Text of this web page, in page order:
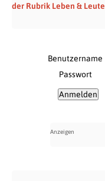
der Rubrik Leben & Leute
Benutzername
Passwort